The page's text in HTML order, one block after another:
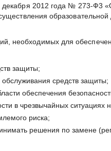
2012 года № 273-Ф3
необходимых для
защиты;
средств защиты;
обеспечения
в чрезвычайных ситуациях
риска;
решения по замене